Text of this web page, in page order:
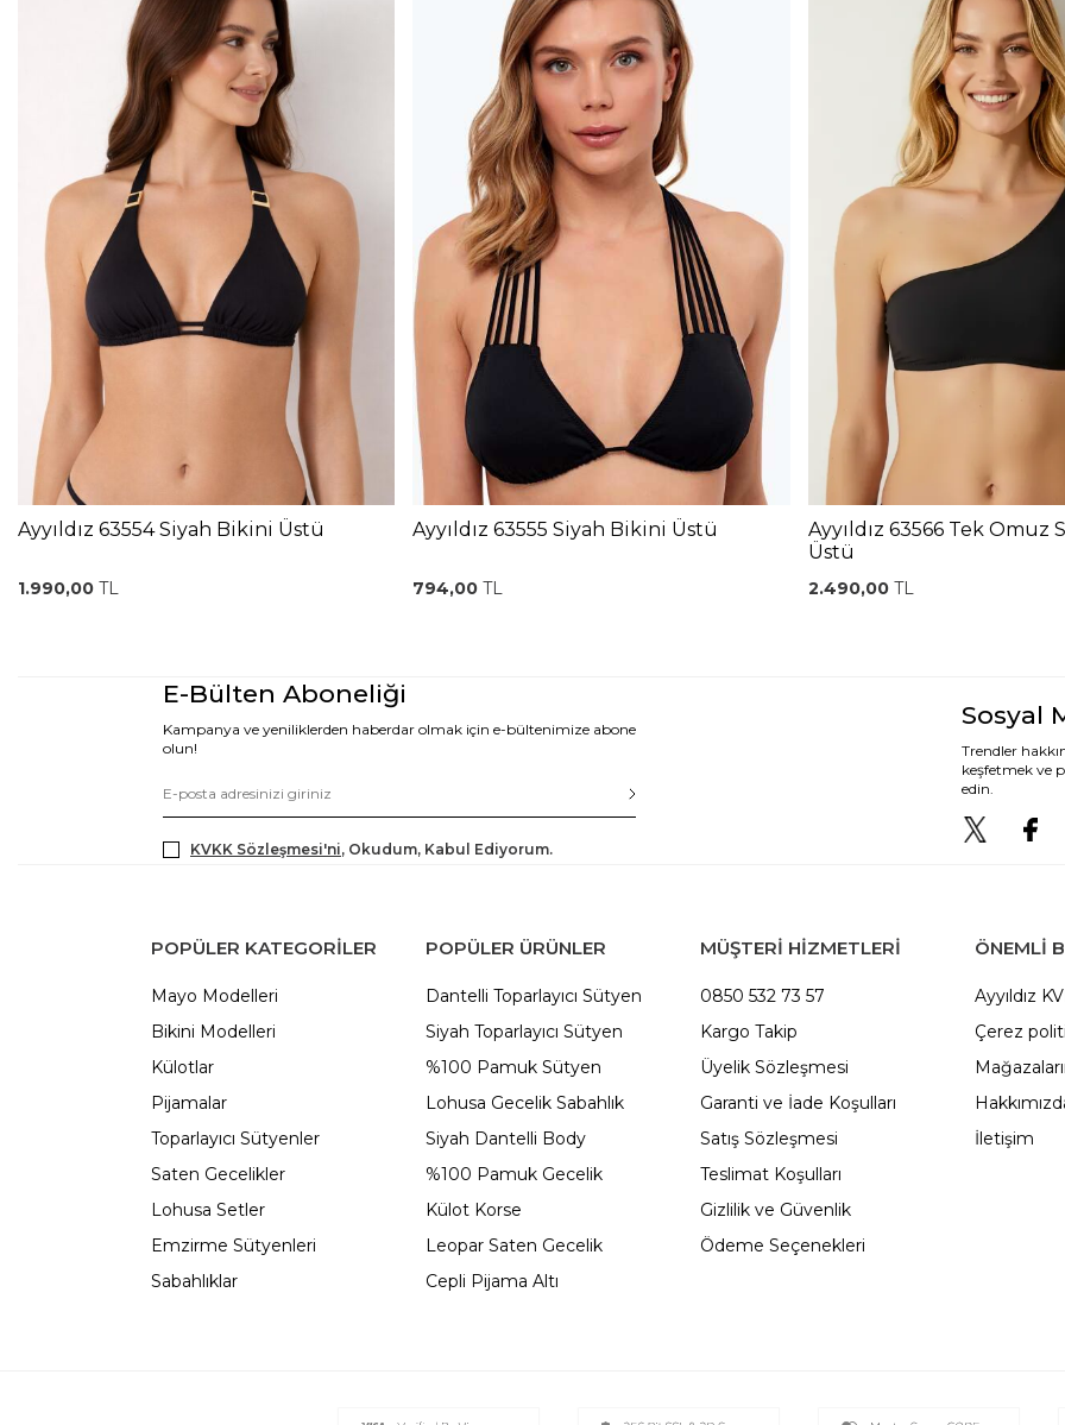
Ayyıldız 63554 Siyah Bikini Üstü
1.990,00 TL
Ayyıldız 63555 Siyah Bikini Üstü
794,00 TL
Ayyıldız 63566 Tek Omuz
Üstü
2.490,00TL
E-Bülten Aboneliği
Kampanya ve yeniliklerden haberdar olmak için e-bültenimize abone
olun!
KVKK Sözleşmesi'ni, Okudum, Kabul Ediyorum.
Sosyal
Trendler
keşfetmek ve
edin.
POPÜLER KATEGORILER
Mayo Modelleri
Bikini Modelleri
Külotlar
Pijamalar
Toparlayıcı Sütyenler
Saten Gecelikler
Lohusa Setler
Emzirme Sütyenleri
Sabahlıklar
POPÜLER ÜRÜNLER
Dantelli Toparlayıcı Sütyen
Siyah Toparlayıcı Sütyen
%100 Pamuk Sütyen
Lohusa Gecelik Sabahlık
Siyah Dantelli Body
%100 Pamuk Gecelik
Külot Korse
Leopar Saten Gecelik
Cepli Pijama Altı
MÜŞTERİ HİZMETLERİ
0850 532 73 57
Kargo Takip
Üyelik Sözleşmesi
Garanti ve İade Koşulları
Satış Sözleşmesi
Teslimat Koşulları
Gizlilik ve Güvenlik
Ödeme Seçenekleri
ÖNEMLI
Ayyıldız
Çerez
İletişim